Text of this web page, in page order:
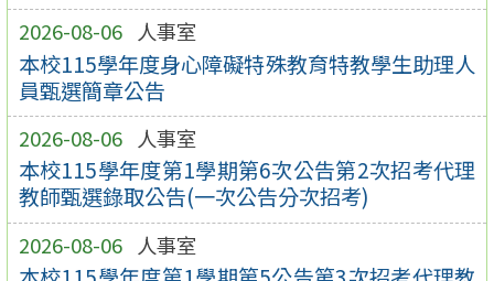
2026-08-06 人事室
本校115學年度身心障礙特殊教育特教學生助理人
員甄選簡章公告
2026-08-06 人事室
本校115學年度第1學期第6次公告第2次招考代理
教師甄選錄取公告(一次公告分次招考)
2026-08-06 人事室